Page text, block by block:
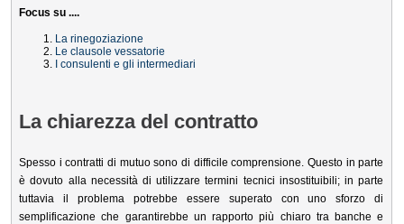
Focus su ....
La rinegoziazione
Le clausole vessatorie
I consulenti e gli intermediari
La chiarezza del contratto
Spesso i contratti di mutuo sono di difficile comprensione. Questo in parte
è dovuto alla necessità di utilizzare termini tecnici insostituibili; in parte
tuttavia il problema potrebbe essere superato con uno sforzo di
semplificazione che garantirebbe un rapporto più chiaro tra banche e